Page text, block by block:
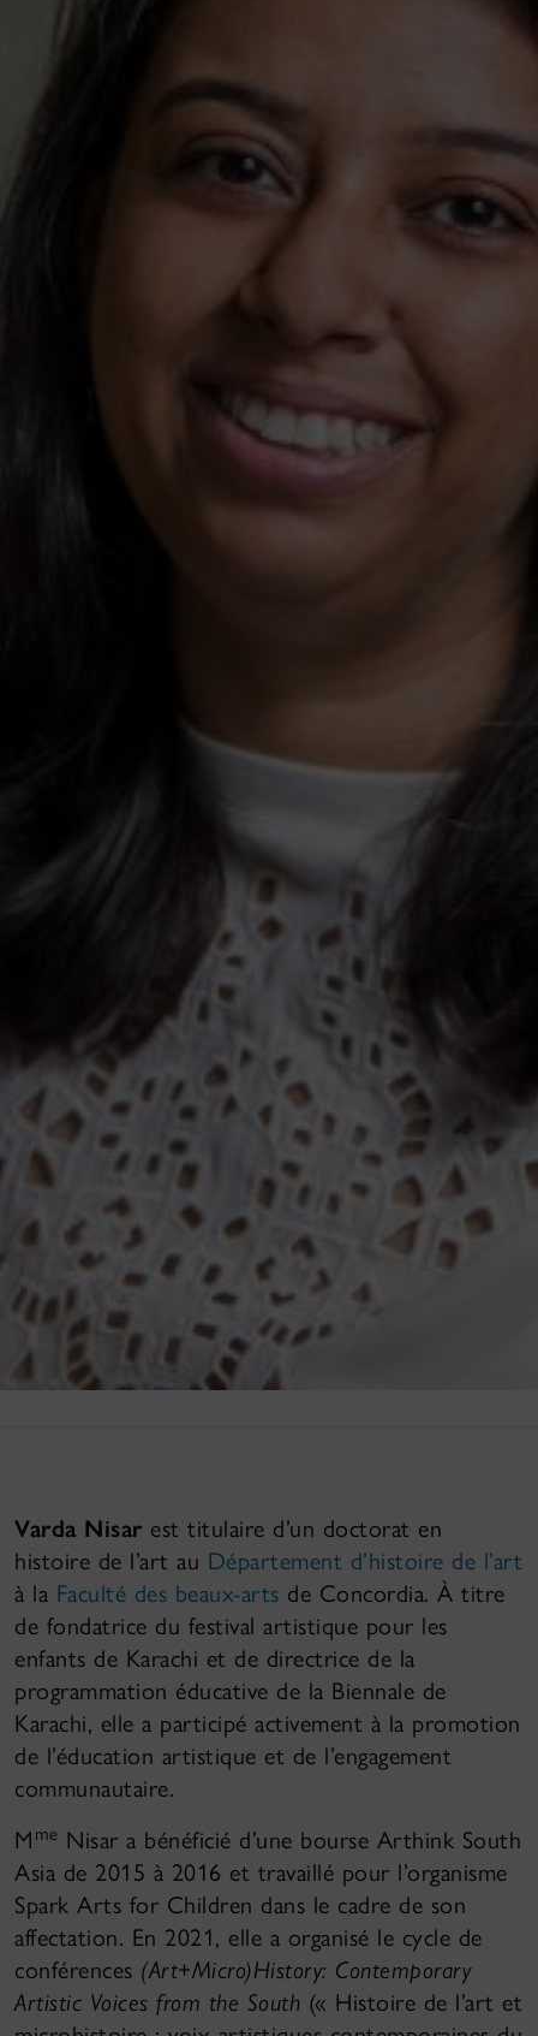
Varda Nisar est titulaire d’un doctorat en
histoire de l’art au Département d’histoire de l’art
à la Faculté des beaux-arts de Concordia. À titre
de fondatrice du festival artistique pour les
enfants de Karachi et de directrice de la
programmation éducative de la Biennale de
Karachi, elle a participé activement à la promotion
de l’éducation artistique et de l’engagement
communautaire.
M me Nisar a bénéficié d’une bourse Arthink South
Asia de 2015 à 2016 et travaillé pour l’organisme
Spark Arts for Children dans le cadre de son
affectation. En 2021, elle a organisé le cycle de
conférences (Art+Micro)History: Contemporary
Artistic Voices from the South (« Histoire de l’art et